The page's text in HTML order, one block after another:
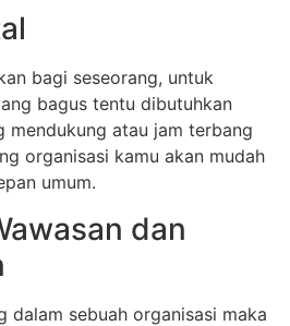
bagi seseorang, untuk
bagus tentu dibutuhkan
mendukung atau jam terbang
organisasi kamu akan mudah
umum.
dan
dalam sebuah organisasi maka